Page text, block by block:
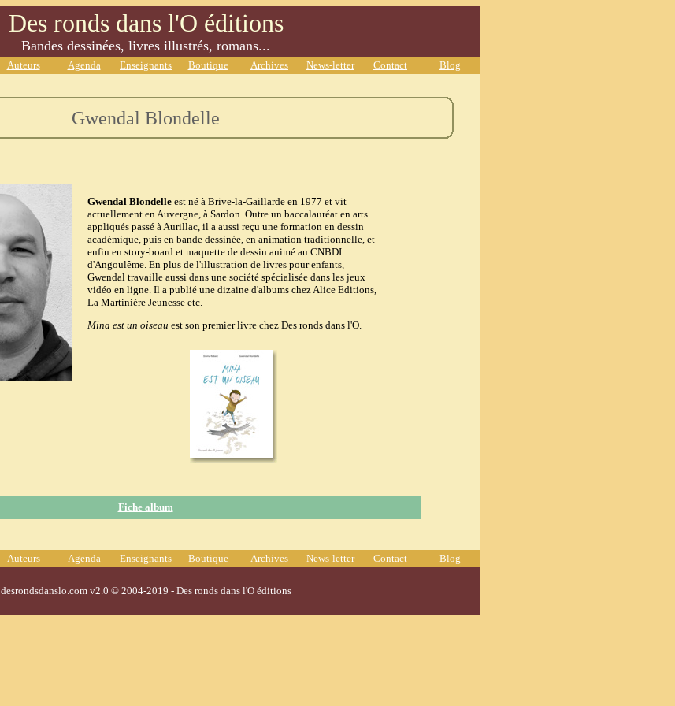
Des ronds dans l'O éditions
Bandes dessinées, livres illustrés, romans...
Auteurs Agenda Enseignants Boutique Archives News-letter Contact Blog
Gwendal Blondelle
Gwendal Blondelle est né à Brive-la-Gaillarde en 1977 et vit
actuellement en Auvergne, à Sardon. Outre un baccalau­réat en arts
appliqués passé à Aurillac, il a aussi reçu une formation en dessin
académique, puis en bande dessinée, en animation traditionnelle, et
enfin en story-board et maquette de dessin animé au CNBDI
d'Angoulême. En plus de l'illus­tration de livres pour enfants,
Gwendal travaille aussi dans une société spéciali­sée dans les jeux
vidéo en ligne. Il a publié une dizaine d'albums chez Alice Editions,
La Martinière Jeunesse etc.
Mina est un oiseau est son premier livre chez Des ronds dans l'O.
Fiche album
Auteurs Agenda Enseignants Boutique Archives News-letter Contact Blog
desrondsdanslo.com v2.0 © 2004-2019 - Des ronds dans l'O éditions